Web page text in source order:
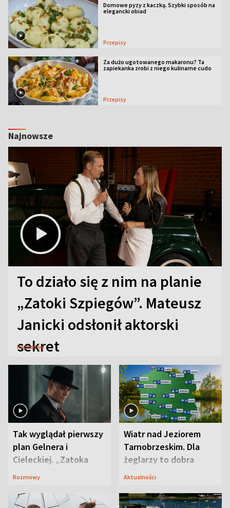
Domowe pyzy z kaczką. Szybki sposób na
elegancki obiad
Przepisy
Za dużo ugotowanego makaronu? Ta
zapiekanka zrobi z niego kulinarne cudo
Przepisy
Najnowsze
To działo się z nim na planie
„Zatoki Szpiegów”. Mateusz
Janicki odsłonił aktorski
sekret
Rozmowy
Tak wyglądał pierwszy
plan Gelnera i
Cieleckiej. „Zatoka
szpiegów” od razu ich
Rozmowy
Wiatr nad Jeziorem
Tarnobrzeskim. Dla
żeglarzy to dobra
wiadomość
Aktualności